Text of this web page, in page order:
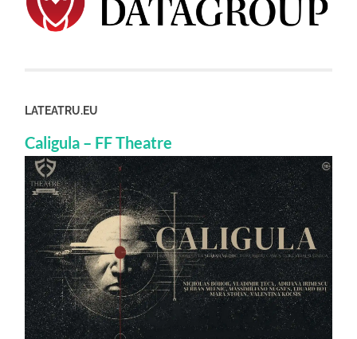
LATEATRU.EU
Caligula – FF Theatre